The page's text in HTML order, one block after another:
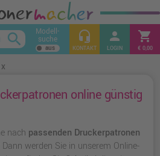
keyboard_arrow_up
search Modell-
suche headset_mic
KONTAKT
person
LOGIN
shopping_cart
€ 0,00
online günstig
nach passenden Druckerpatronen
Dann werden Sie in unserem Online-